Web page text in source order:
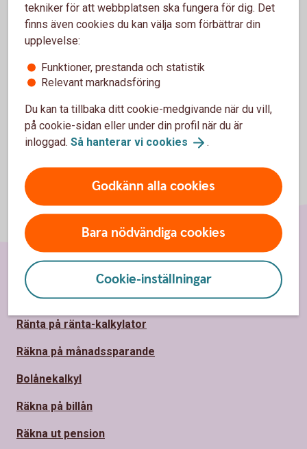
Läs mer och fyll i vårt formulär här:
Formulär - ställ av oljepannan och få
tekniker för att webbplatsen ska fungera för dig. Det
finns även cookies du kan välja som förbättrar din
upplevelse:
Funktioner, prestanda och statistik
Relevant marknadsföring
Du kan ta tillbaka ditt cookie-medgivande när du vill,
på cookie-sidan eller under din profil när du är
inloggad. Så hanterar vi cookies .
Godkänn alla cookies
Bara nödvändiga cookies
Cookie-inställningar
Sidfot
Räkna
Ränta på ränta-kalkylator
Räkna på månadssparande
Bolånekalkyl
Räkna på billån
Räkna ut pension